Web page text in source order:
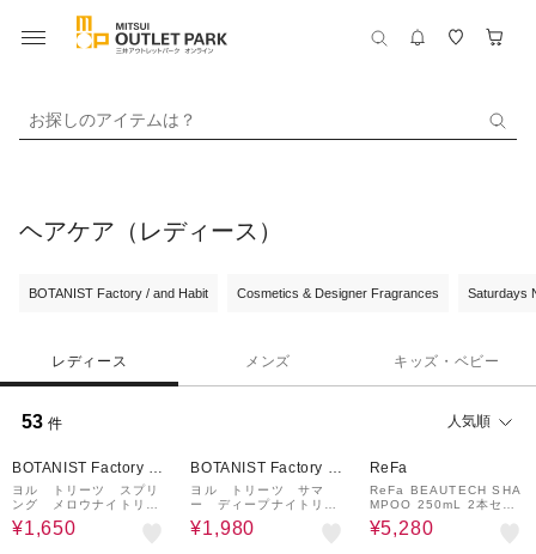
お探しのアイテムは？
ヘアケア（レディース）
BOTANIST Factory / and Habit Cosmetics & Designer Fragrances Saturdays
レディース メンズ キッズ・ベビー
53 件 人気順
BOTANIST Factory / a
nd Habit
ヨル トリーツ スプリ
ング メロウナイトリペ
アヘアケアセット
¥1,650
BOTANIST Factory / a
nd Habit
ヨル トリーツ サマ
ー ディープナイトリペ
アヘアケアセット
¥1,980
ReFa
ReFa BEAUTECH SHA
MPOO 250mL 2本セッ
ト
¥5,280